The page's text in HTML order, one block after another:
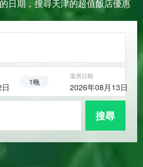
日期，搜尋天津的超值飯店優惠
1晚
退房日期
2026年08月13日
搜尋